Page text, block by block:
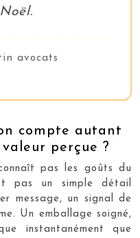
avocats
compte autant
perçue ?
pas les goûts du
pas un simple détail
message, un signal de
Un emballage soigné,
instantanément que